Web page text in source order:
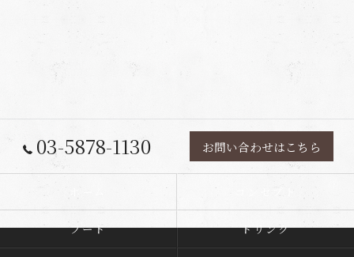
03-5878-1130 お問い合わせはこちら
コンセプト
フード ドリンク